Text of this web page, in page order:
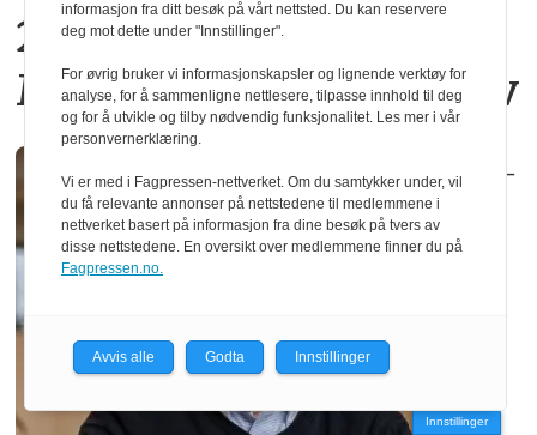
20 operatører må gå fra
Moelven Limtre i Moelv
–
Innstillinger
informasjon fra ditt besøk på vårt nettsted. Du kan reservere
deg mot dette under "Innstillinger".
For øvrig bruker vi informasjonskapsler og lignende verktøy for
analyse, for å sammenligne nettlesere, tilpasse innhold til deg
og for å utvikle og tilby nødvendig funksjonalitet. Les mer i vår
personvernerklæring.
Vi er med i Fagpressen-nettverket. Om du samtykker under, vil
du få relevante annonser på nettstedene til medlemmene i
nettverket basert på informasjon fra dine besøk på tvers av
disse nettstedene. En oversikt over medlemmene finner du på
Fagpressen.no.
Avvis alle Godta Innstillinger